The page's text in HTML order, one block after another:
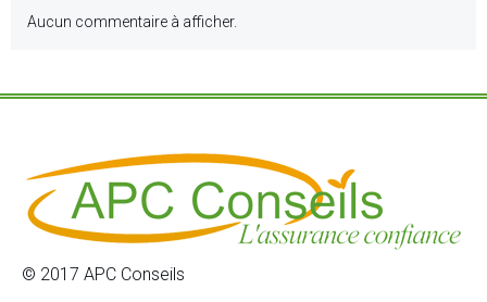
Aucun commentaire à afficher.
© 2017 APC Conseils